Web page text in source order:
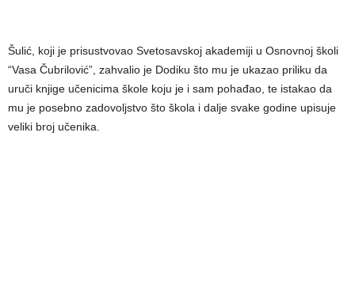
Šulić, koji je prisustvovao Svetosavskoj akademiji u Osnovnoj školi
“Vasa Čubrilović”, zahvalio je Dodiku što mu je ukazao priliku da
uruči knjige učenicima škole koju je i sam pohađao, te istakao da
mu je posebno zadovoljstvo što škola i dalje svake godine upisuje
veliki broj učenika.